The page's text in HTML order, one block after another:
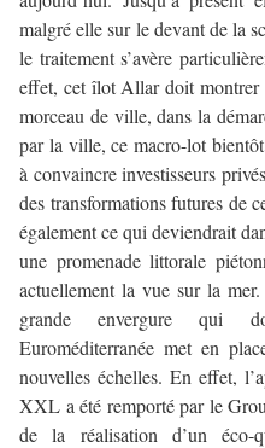
malgré elle sur le devant de la
le traitement s’avère
effet, cet îlot Allar doit montrer
morceau de ville, dans la
par la ville, ce macro-lot
à convaincre investisseurs
des transformations futures de
également ce qui deviendrait
une promenade littorale
actuellement la vue sur la
grande envergure qui
Euroméditerranée met en
nouvelles échelles. En effet,
XXL a été remporté par le
de la réalisation d’un éco-